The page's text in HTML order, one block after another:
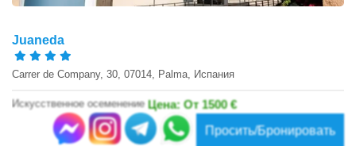
Juaneda
Carrer de Company, 30, 07014, Palma, Испания
Искусственное осеменение Цена: От 1500 €
Просить/Бронировать